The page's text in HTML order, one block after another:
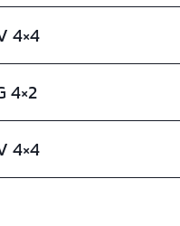
4×4
4×2
4×4